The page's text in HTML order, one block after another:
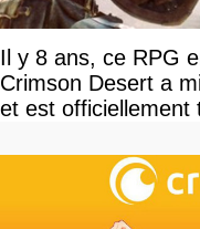
Il y 8 ans, ce RPG
Crimson Desert a
et est officiellement